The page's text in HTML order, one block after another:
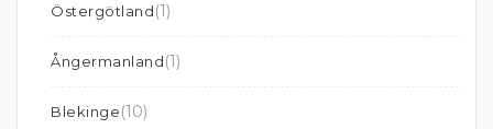
Östergötland(1)
Ångermanland(1)
Blekinge(10)